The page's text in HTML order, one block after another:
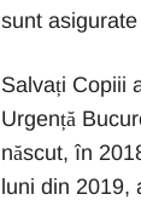
sunt
Salvați Copiii
Urgență
născut, în
luni din